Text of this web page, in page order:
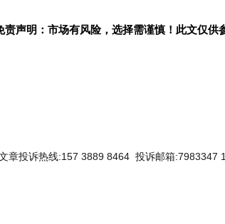
责声明：市场有风险，选择需谨慎！此文仅供
章投诉热线:157 3889 8464 投诉邮箱:7983347